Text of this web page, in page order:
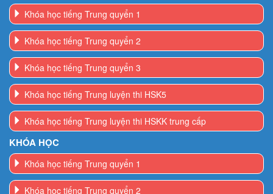
Khóa học tiếng Trung quyển 1
Khóa học tiếng Trung quyển 2
Khóa học tiếng Trung quyển 3
Khóa học tiếng Trung luyện thi HSK5
Khóa học tiếng Trung luyện thi HSKK trung cấp
KHÓA HỌC
Khóa học tiếng Trung quyển 1
Khóa học tiếng Trung quyển 2